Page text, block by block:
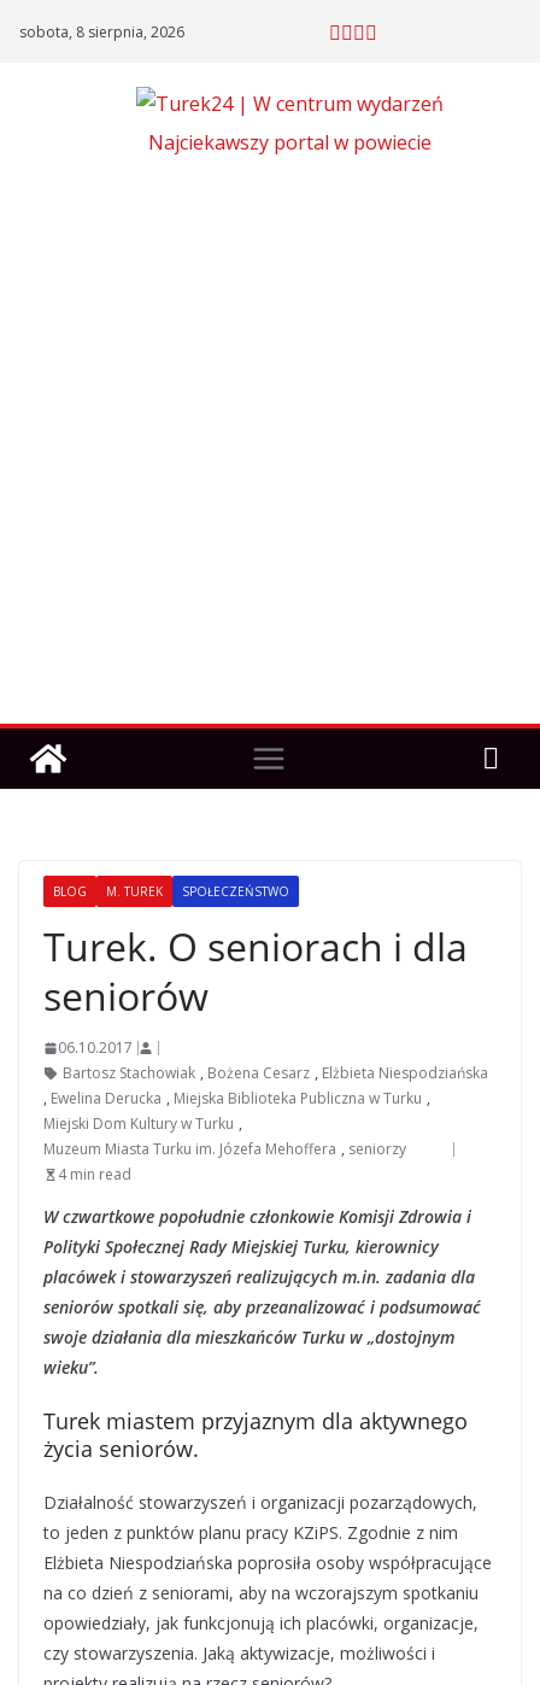
sobota, 8 sierpnia, 2026
Najciekawszy portal w powiecie
BLOG M. TUREK SPOŁECZEŃSTWO
Turek. O seniorach i dla
seniorów
06.10.2017
Bartosz Stachowiak , Bożena Cesarz , Elżbieta Niespodziańska
, Ewelina Derucka , Miejska Biblioteka Publiczna w Turku ,
Miejski Dom Kultury w Turku ,
Muzeum Miasta Turku im. Józefa Mehoffera , seniorzy
4 min read
W czwartkowe popołudnie członkowie Komisji Zdrowia i
Polityki Społecznej Rady Miejskiej Turku, kierownicy
placówek i stowarzyszeń realizujących m.in. zadania dla
seniorów spotkali się, aby przeanalizować i podsumować
swoje działania dla mieszkańców Turku w „dostojnym
wieku”.
Turek miastem przyjaznym dla aktywnego
życia seniorów.
Działalność stowarzyszeń i organizacji pozarządowych,
to jeden z punktów planu pracy KZiPS. Zgodnie z nim
Elżbieta Niespodziańska poprosiła osoby współpracujące
na co dzień z seniorami, aby na wczorajszym spotkaniu
opowiedziały, jak funkcjonują ich placówki, organizacje,
czy stowarzyszenia. Jaką aktywizacje, możliwości i